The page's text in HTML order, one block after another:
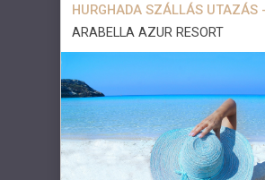
HURGHADA SZÁLLÁS UTAZÁS
ARABELLA AZUR RESORT